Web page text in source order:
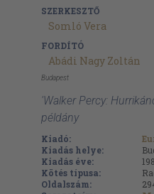
SZERKESZTŐ
Somló Vera
FORDÍTÓ
Abádi Nagy Zoltán
Budapest
'Walker Percy:
példány
Kiadó:
Kiadás helye:
Kiadás éve:
Kötés típusa:
Oldalszám: